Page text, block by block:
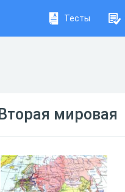
Тесты
Вторая мировая